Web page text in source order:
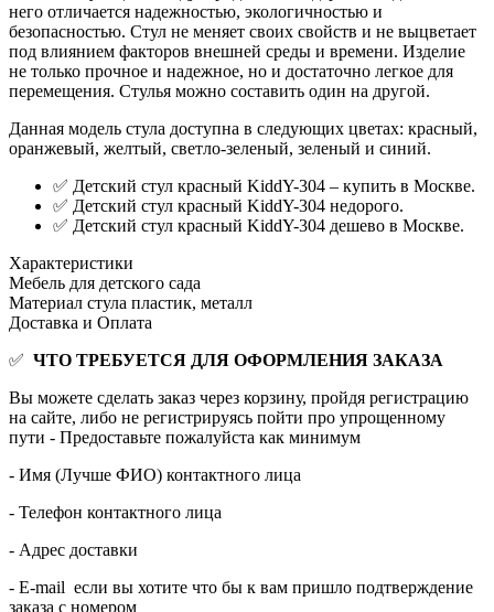
него отличается надежностью, экологичностью и
безопасностью. Стул не меняет своих свойств и не выцветает
под влиянием факторов внешней среды и времени. Изделие
не только прочное и надежное, но и достаточно легкое для
перемещения. Стулья можно составить один на другой.
Данная модель стула доступна в следующих цветах: красный,
оранжевый, желтый, светло-зеленый, зеленый и синий.
✅ Детский стул красный KiddY-304 – купить в Москве.
✅ Детский стул красный KiddY-304 недорого.
✅ Детский стул красный KiddY-304 дешево в Москве.
Характеристики
Мебель для детского сада
Материал стула пластик, металл
Доставка и Оплата
✅ ЧТО ТРЕБУЕТСЯ ДЛЯ ОФОРМЛЕНИЯ ЗАКАЗА
Вы можете сделать заказ через корзину, пройдя регистрацию
на сайте, либо не регистрируясь пойти про упрощенному
пути - Предоставьте пожалуйста как минимум
- Имя (Лучше ФИО) контактного лица
- Телефон контактного лица
- Адрес доставки
- E-mail если вы хотите что бы к вам пришло подтверждение
заказа с номером